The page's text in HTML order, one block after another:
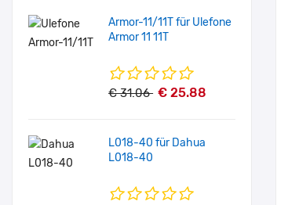
Armor-11/11T für Ulefone
Armor 11 11T
€ 31.06 € 25.88
L018-40 für Dahua
L018-40